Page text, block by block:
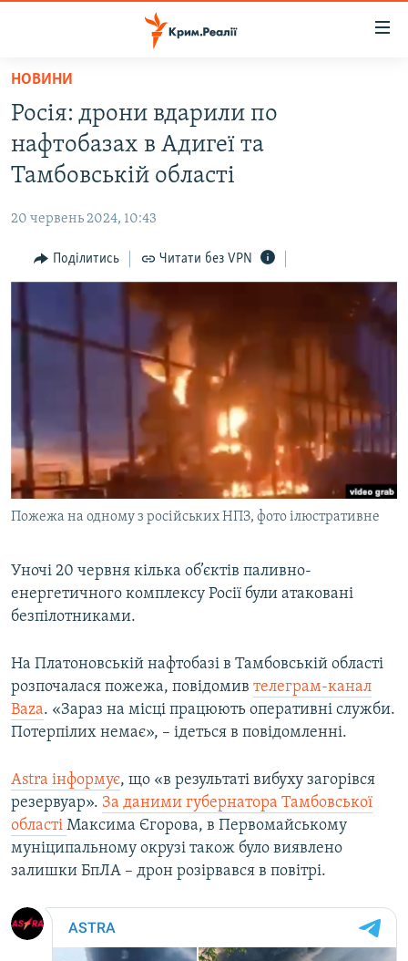
Перейти
основного
матеріалу
Перейти
до
основної
навігації
Перейти
до
ВОДА.КРИМ
ВІДЕО ТА ФОТО
БЛОГИ
ПОГЛЯД
ВСЕ ЗА ДЕНЬ
СПЕЦПРОЕКТИ
СВІДЧЕННЯ ОКУПАЦІЇ
УКРАЇНСЬКА ПРОБЛЕМА КРИМУ
ІНФОГРАФІКА
ЯК ОБІЙТИ БЛОКУВАННЯ
Русский
Qırımtatar
ДОЛУЧАЙСЯ!
Усі сайти RFE/RL
НОВИНИ
Росія: дрони вдарили по
нафтобазах в Адигеї та
Тамбовській області
20 червень 2024, 10:43
Поділитись Читати без VPN
Пожежа на одному з російських НПЗ, фото ілюстративне
Уночі 20 червня кілька об’єктів паливно-
енергетичного комплексу Росії були атаковані
безпілотниками.
На Платоновській нафтобазі в Тамбовській області
розпочалася пожежа, повідомив телеграм-канал
Baza. «Зараз на місці працюють оперативні служби.
Потерпілих немає», – ідеться в повідомленні.
Astra інформує, що «в результаті вибуху загорівся
резервуар». За даними губернатора Тамбовської
області Максима Єгорова, в Первомайському
муніципальному окрузі також було виявлено
залишки БпЛА – дрон розірвався в повітрі.